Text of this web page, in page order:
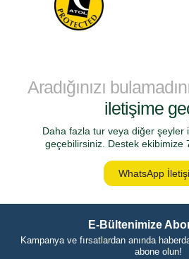
Aradığınızı
iletişime
Daha fazla tur veya diğer şeyler
geçebilirsiniz. Destek ekibimize
WhatsApp
E-Bültenimize
Kampanya ve fırsatlardan anında
abone olun!